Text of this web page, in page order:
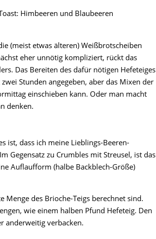
(meist etwas älteren) Weißbrotscheiben
eher unnötig kompliziert, rückt das
Das Bereiten des dafür nötigen Hefeteiges
Stunden angegeben, aber das Mixen der
einschieben kann. Oder man macht
denken.
ist, dass ich meine Lieblings-Beeren-
Gegensatz zu Crumbles mit Streusel, ist das
Auflaufform (halbe Backblech-Größe)
des Brioche-Teigs berechnet sind.
wie einem halben Pfund Hefeteig. Den
anderweitig verbacken.